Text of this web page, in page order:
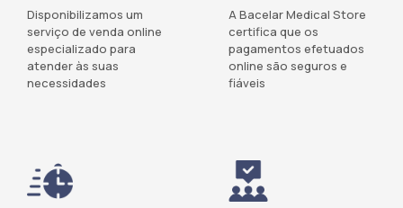
Disponibilizamos um
serviço de venda online
especializado para
atender às suas
necessidades
A Bacelar Medical Store
certifica que os
pagamentos efetuados
online são seguros e
fiáveis